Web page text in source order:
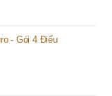
- Gói 4 Điếu